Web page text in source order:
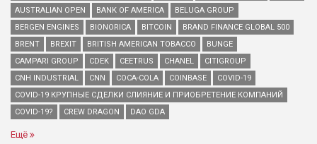
AUSTRALIAN OPEN
BANK OF AMERICA
BELUGA GROUP
BERGEN ENGINES
BIONORICA BITCOIN
BRAND FINANCE GLOBAL 500
BRENT
BREXIT BRITISH AMERICAN TOBACCO
BUNGE
CAMPARI GROUP
CDEK CEETRUS CHANEL
CITIGROUP
CNH INDUSTRIAL
CNN COCA-COLA COINBASE
COVID-19
COVID-19 КРУПНЫЕ СДЕЛКИ СЛИЯНИЕ И ПРИОБРЕТЕНИЕ КОМПАНИЙ
COVID-19?
CREW DRAGON DAO GDA
Ещё